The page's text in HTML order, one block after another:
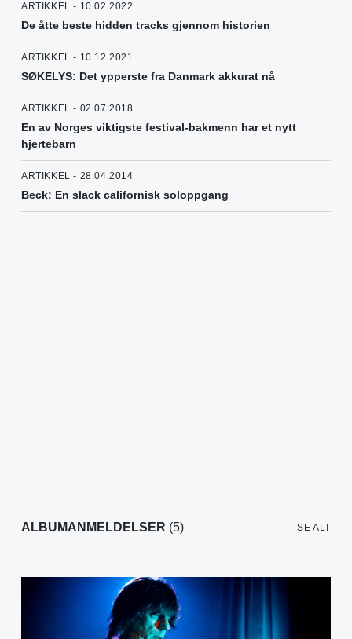
ARTIKKEL - 10.02.2022
De åtte beste hidden tracks gjennom historien
ARTIKKEL - 10.12.2021
SØKELYS: Det ypperste fra Danmark akkurat nå
ARTIKKEL - 02.07.2018
En av Norges viktigste festival-bakmenn har et nytt
hjertebarn
ARTIKKEL - 28.04.2014
Beck: En slack californisk soloppgang
ALBUMANMELDELSER (5) SE ALT